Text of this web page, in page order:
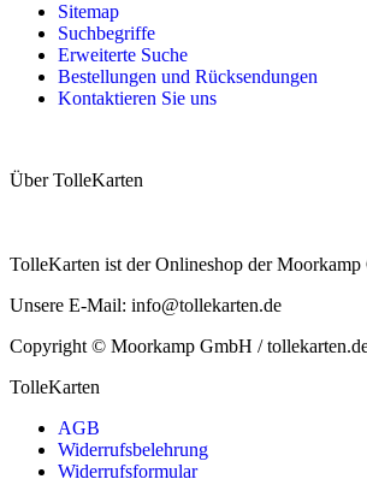
Sitemap
Suchbegriffe
Erweiterte Suche
Bestellungen und Rücksendungen
Kontaktieren Sie uns
Über TolleKarten
TolleKarten ist der Onlineshop der
Unsere E-Mail: info@tollekarten.de
Copyright © Moorkamp GmbH /
TolleKarten
AGB
Widerrufsbelehrung
Widerrufsformular